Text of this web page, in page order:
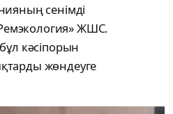
сенімді
ЖШС.
кәсіпорын
жөндеуге